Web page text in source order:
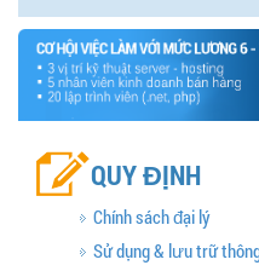
QUY ĐỊNH
Chính sách đại lý
Sử dụng & lưu trữ